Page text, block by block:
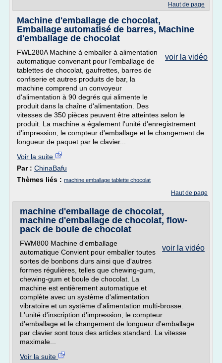
Haut de page
Machine d'emballage de chocolat,
Emballage automatisé de barres, Machine
d'emballage de chocolat
voir la vidéo
FWL280A Machine à emballer à alimentation
automatique convenant pour l'emballage de
tablettes de chocolat, gaufrettes, barres de
confiserie et autres produits de bar, la
machine comprend un convoyeur
d'alimentation à 90 degrés qui alimente le
produit dans la chaîne d'alimentation. Des
vitesses de 350 pièces peuvent être atteintes selon le
produit. La machine a également l'unité d'enregistrement
d'impression, le compteur d'emballage et le changement de
longueur de paquet par le clavier...
Voir la suite
Par : ChinaBafu
Thèmes liés : machine emballage tablette chocolat
Haut de page
machine d'emballage de chocolat,
machine d'emballage de chocolat, flow-
pack de boule de chocolat
voir la vidéo
FWM800 Machine d'emballage
automatique Convient pour emballer toutes
sortes de bonbons durs ainsi que d'autres
formes régulières, telles que chewing-gum,
chewing-gum et boule de chocolat. La
machine est entièrement automatique et
complète avec un système d'alimentation
vibratoire et un système d'alimentation multi-brosse.
L'unité d'inscription d'impression, le compteur
d'emballage et le changement de longueur d'emballage
par clavier sont tous des articles standard. La vitesse
maximale...
Voir la suite